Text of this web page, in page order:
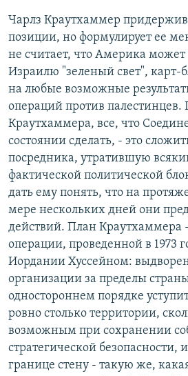
Чарлз Краутхаммер
позиции, но формулирует ее
не считает, что Америка может
Израилю "зеленый свет", карт-
на любые возможные
операций против
Краутхаммера, все, что
состоянии сделать, - это
посредника, утратившую
фактической политической
дать ему понять, что на
мере нескольких дней они
действий. План Краутхаммера
операции, проведенной в 1973
Иордании Хуссейном:
организации за пределы
одностороннем порядке
ровно столько территории,
возможным при сохранении
стратегической безопасности,
границе стену - такую же,